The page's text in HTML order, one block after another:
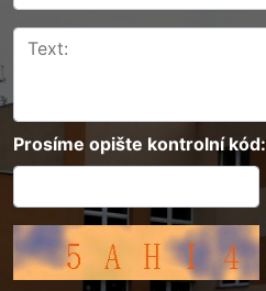
Prosíme opište kontrolní kód: